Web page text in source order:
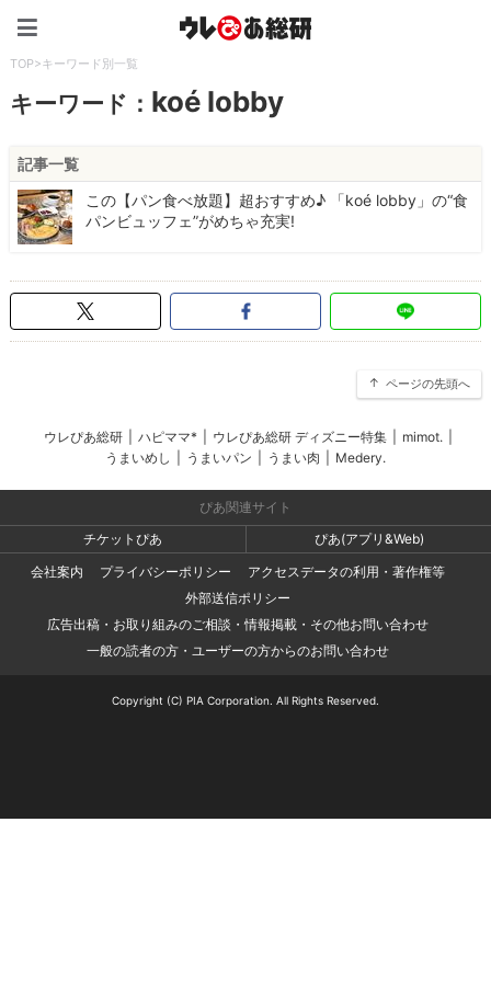
TOP>キーワード別一覧
キーワード： koé lobby
記事一覧
この【パン食べ放題】超おすすめ♪ 「koé lobby」の“食
パンビュッフェ”がめちゃ充実!
ページの先頭へ
ウレぴあ総研 ハピママ* ウレぴあ総研 ディズニー特集 mimot.
うまいめし
うまいパン うまい肉 Medery.
ぴあ関連サイト
チケットぴあ
ぴあ(アプリ&Web)
会社案内
プライバシーポリシー
アクセスデータの利用・著作権等
外部送信ポリシー
広告出稿・お取り組みのご相談・情報掲載・その他お問い合わせ
一般の読者の方・ユーザーの方からのお問い合わせ
Copyright (C) PIA Corporation. All Rights Reserved.